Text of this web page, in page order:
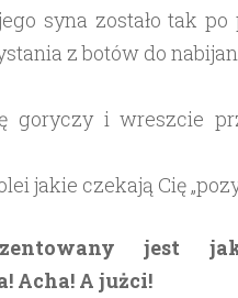
syna zostało tak po
z botów do
goryczy i wreszcie
jakie czekają Cię
jest
Acha! A jużci!